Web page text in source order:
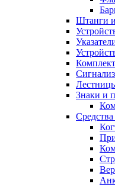
Штанги
Знаки и